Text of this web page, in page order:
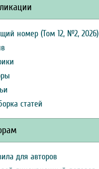
номер (Том 12, №2, 2026)
статей
для авторов